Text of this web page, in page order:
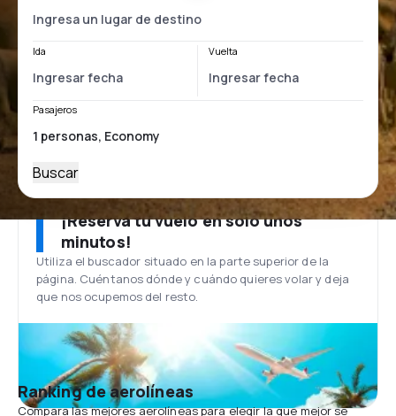
Ida Vuelta
Pasajeros
Buscar
¡Reserva tu vuelo en solo unos
minutos!
Utiliza el buscador situado en la parte superior de la
página. Cuéntanos dónde y cuándo quieres volar y deja
que nos ocupemos del resto.
Ranking de aerolíneas
Compara las mejores aerolíneas para elegir la que mejor se